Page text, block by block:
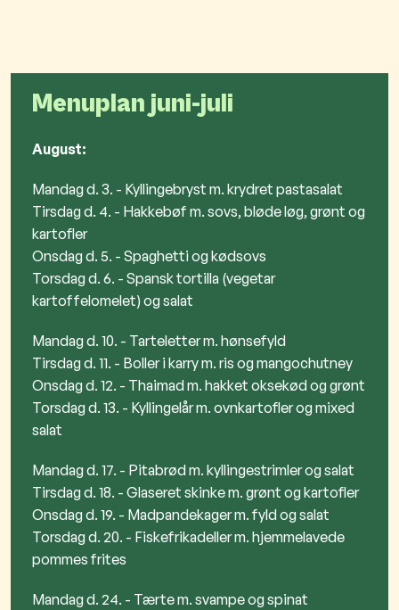
Menuplan juni-juli
August:
Mandag d. 3. - Kyllingebryst m. krydret pastasalat
Tirsdag d. 4. - Hakkebøf m. sovs, bløde løg, grønt og
kartofler
Onsdag d. 5. - Spaghetti og kødsovs
Torsdag d. 6. - Spansk tortilla (vegetar
kartoffelomelet) og salat
Mandag d. 10. - Tarteletter m. hønsefyld
Tirsdag d. 11. - Boller i karry m. ris og mangochutney
Onsdag d. 12. - Thaimad m. hakket oksekød og grønt
Torsdag d. 13. - Kyllingelår m. ovnkartofler og mixed
salat
Mandag d. 17. - Pitabrød m. kyllingestrimler og salat
Tirsdag d. 18. - Glaseret skinke m. grønt og kartofler
Onsdag d. 19. - Madpandekager m. fyld og salat
Torsdag d. 20. - Fiskefrikadeller m. hjemmelavede
pommes frites
Mandag d. 24. - Tærte m. svampe og spinat